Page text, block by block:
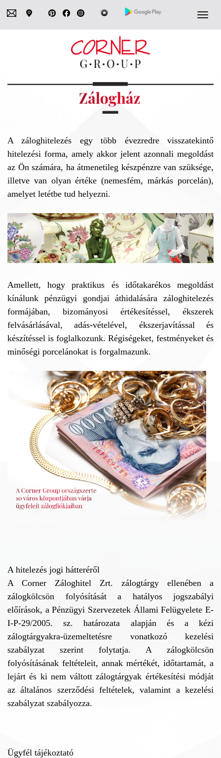
A záloghitelezés egy több évezredre visszatekintő
hitelezési forma, amely akkor jelent azonnali megoldást
az Ön számára, ha átmenetileg készpénzre van szüksége,
illetve van olyan értéke (nemesfém, márkás porcelán),
amelyet letétbe tud helyezni.
Amellett, hogy praktikus és időtakarékos megoldást
kínálunk pénzügyi gondjai áthidalására záloghitelezés
formájában, bizományosi értékesítéssel, ékszerek
felvásárlásával, adás-vételével, ékszerjavítással és
készítéssel is foglalkozunk. Régiségeket, festményeket és
minőségi porcelánokat is forgalmazunk.
A hitelezés jogi hátteréről
A Corner Záloghitel Zrt. zálogtárgy ellenében a
zálogkölcsön folyósítását a hatályos jogszabályi
előírások, a Pénzügyi Szervezetek Állami Felügyelete E-
I-P-29/2005. sz. határozata alapján és a kézi
zálogtárgyakra-üzemeltetésre vonatkozó kezelési
szabályzat szerint folytatja. A zálogkölcsön
folyósításának feltételeit, annak mértékét, időtartamát, a
lejárt és ki nem váltott zálogtárgyak értékesítési módját
az általános szerződési feltételek, valamint a kezelési
szabályzat szabályozza.
Ügyfél tájékoztató